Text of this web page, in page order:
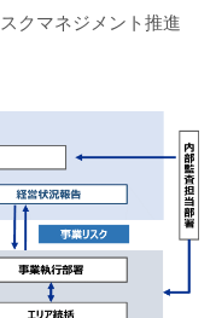
クマネジメント推進